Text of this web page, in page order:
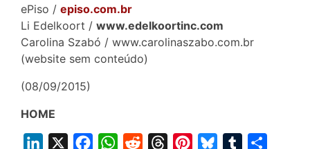
ePiso / episo.com.br
Li Edelkoort / www.edelkoortinc.com
Carolina Szabó / www.carolinaszabo.com.br
(website sem conteúdo)
(08/09/2015)
HOME
W